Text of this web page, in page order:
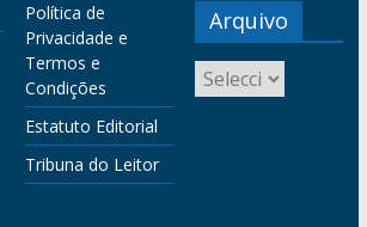
Política de
Privacidade e
Termos e
Condições
Estatuto Editorial
Tribuna do Leitor
Arquivo